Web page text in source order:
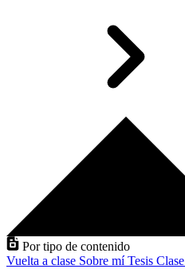
Por tipo de contenido
Vuelta a clase Sobre míTesis Clase